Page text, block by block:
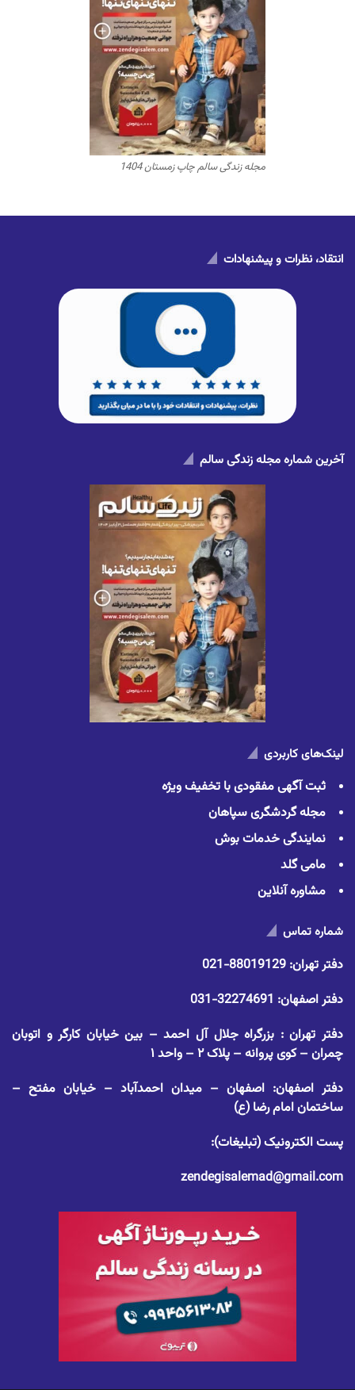
مجله زندگی سالم چاپ زمستان 1404
انتقاد، نظرات و پیشنهادات
آخرین شماره مجله زندگی سالم
لینک‌های کاربردی
ثبت آگهی مفقودی با تخفیف ویژه
مجله گردشگری سپاهان
نمایندگی خدمات بوش
مامی گلد
مشاوره آنلاین
شماره تماس
دفتر تهران: 88019129-021
دفتر اصفهان: 32274691-031
دفتر تهران : بزرگراه جلال آل احمد – بین خیابان کارگر و اتوبان
چمران – کوی پروانه – پلاک ۲ – واحد ۱
دفتر اصفهان: اصفهان – میدان احمدآباد – خیابان مفتح –
ساختمان امام رضا (ع)
پست الکترونیک (تبلیغات):
zendegisalemad@gmail.com